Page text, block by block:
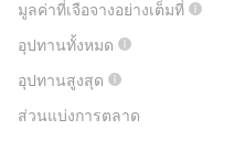
มูลค่าที่เจือจางอย่างเต็มที่
อุปทานทั้งหมด
อุปทานสูงสุด
ส่วนแบ่งการตลาด